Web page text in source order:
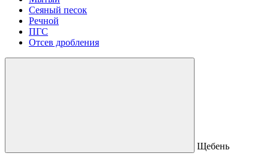
Сеяный песок
Речной
ПГС
Отсев дробления
Щебень